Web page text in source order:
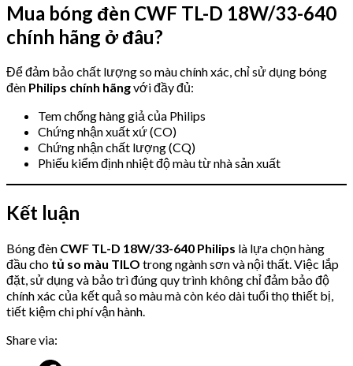
Mua bóng đèn CWF TL-D 18W/33-640
chính hãng ở đâu?
Để đảm bảo chất lượng so màu chính xác, chỉ sử dụng bóng
đèn Philips chính hãngvới đầy đủ:
Tem chống hàng giả của Philips
Chứng nhận xuất xứ (CO)
Chứng nhận chất lượng (CQ)
Phiếu kiểm định nhiệt độ màu từ nhà sản xuất
Kết luận
Bóng đèn CWF TL-D 18W/33-640 Philips là lựa chọn hàng
đầu cho tủ so màu TILO trong ngành sơn và nội thất. Việc lắp
đặt, sử dụng và bảo trì đúng quy trình không chỉ đảm bảo độ
chính xác của kết quả so màu mà còn kéo dài tuổi thọ thiết bị,
tiết kiệm chi phí vận hành.
Share via: